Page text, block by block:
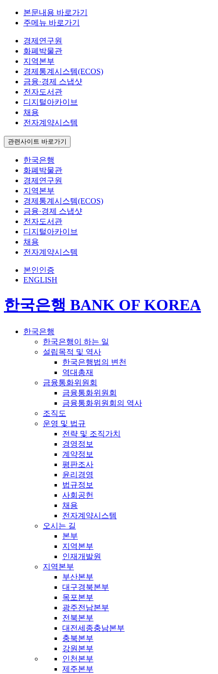
본문내용 바로가기
주메뉴 바로가기
경제연구원
화폐박물관
지역본부
경제통계시스템(ECOS)
금융·경제 스냅샷
전자도서관
디지털아카이브
채용
전자계약시스템
관련사이트 바로가기
한국은행
화폐박물관
경제연구원
지역본부
경제통계시스템(ECOS)
금융·경제 스냅샷
전자도서관
디지털아카이브
채용
전자계약시스템
본인인증
ENGLISH
한국은행 BANK OF KOREA
한국은행
한국은행이 하는 일
설립목적 및 역사
한국은행법의 변천
역대총재
금융통화위원회
금융통화위원회
금융통화위원회의 역사
조직도
운영 및 법규
전략 및 조직가치
경영정보
계약정보
평판조사
윤리경영
법규정보
사회공헌
채용
전자계약시스템
오시는 길
본부
지역본부
인재개발원
지역본부
부산본부
대구경북본부
목포본부
광주전남본부
전북본부
대전세종충남본부
충북본부
강원본부
인천본부
제주본부